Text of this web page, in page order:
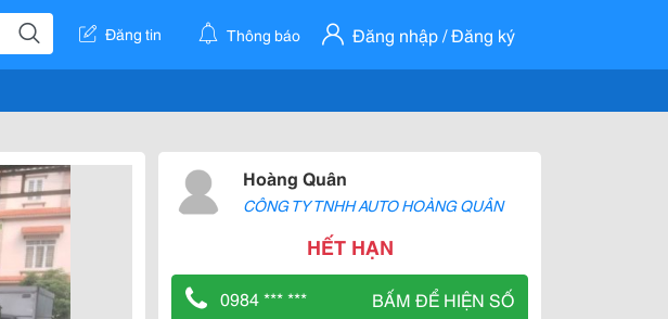
Đăng tin Thông báo Đăng nhập / Đăng ký
Hoàng Quân
CÔNG TY TNHH AUTO HOÀNG QUÂN
HẾT HẠN
0984 *** *** BẤM ĐỂ HIỆN SỐ